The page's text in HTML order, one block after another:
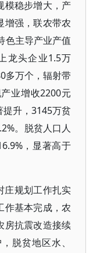
模稳步增大，产
增强，联农带农
色主导产业产值
龙头企业1.5万
多万个，辐射带
业增收2200元
升，3145万贫
。脱贫人口人
，显著高于
庄规划工作扎实
作基本完成，农
房抗震改造接续
脱贫地区水、